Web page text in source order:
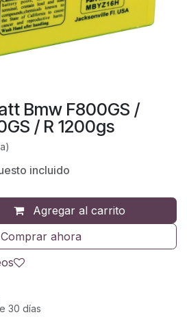
Bmw F800GS /
/ R 1200gs
incluido
Agregar al carrito
Comprar ahora
30 días